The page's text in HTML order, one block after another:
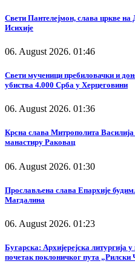
Свети Пантелејмон, слава цркве
Исихије
06. August 2026. 01:46
Свети мученици пребиловачки и
убиства 4.000 Срба у Херцеговини
06. August 2026. 01:36
Крсна слава Митрополита
манастиру Раковац
06. August 2026. 01:30
Прослављена слава Епархије
Магдалина
06. August 2026. 01:23
Бугарска: Архијерејска литургија
почетак поклоничког пута „Рилски